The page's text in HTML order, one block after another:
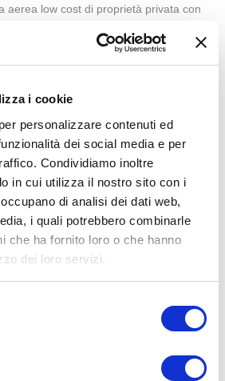
i cookie
personalizzare contenuti ed
dei social media e per
Condividiamo inoltre
in cui utilizza il nostro sito con i
di analisi dei dati web,
i quali potrebbero combinarle
che ha fornito loro o che hanno
dei loro servizi.
aerea low cost di proprietà privata con
dalla sua base all'Aeroporto
aerea low cost irlandese fondata nel